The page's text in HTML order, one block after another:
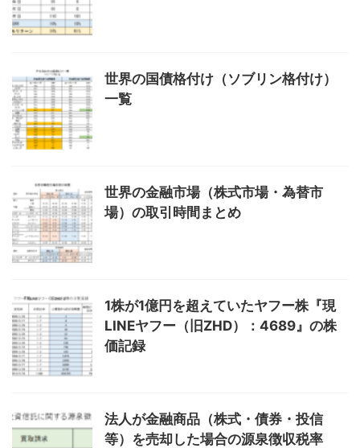
世界の国債格付け（ソブリン格付け）
一覧
世界の金融市場（株式市場・為替市
場）の取引時間まとめ
1株が1億円を超えていたヤフー株『現
LINEヤフー（旧ZHD）：4689』の株
価記録
法人が金融商品（株式・債券・投信
等）を売却した場合の源泉徴収税率